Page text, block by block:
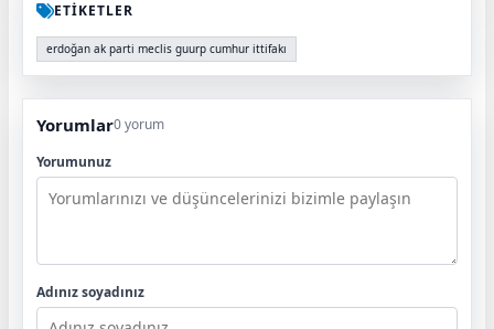
ETİKETLER
erdoğan ak parti meclis guurp cumhur ittifakı
Yorumlar0 yorum
Yorumunuz
Adınız soyadınız